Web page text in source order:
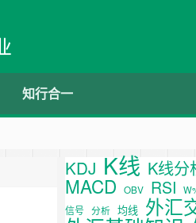
知行合一
KDJ K线 K线分
MACD OBV RSI
信号 分析 均线 外汇